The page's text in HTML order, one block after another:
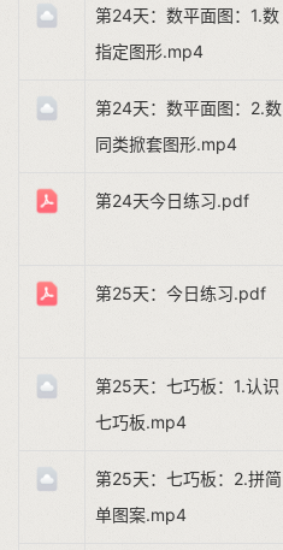
第24天：数平面图：1.数
指定图形.mp4
第24天：数平面图：2.数
同类掀套图形.mp4
第24天今日练习.pdf
第25天：今日练习.pdf
第25天：七巧板：1.认识
七巧板.mp4
第25天：七巧板：2.拼简
单图案.mp4